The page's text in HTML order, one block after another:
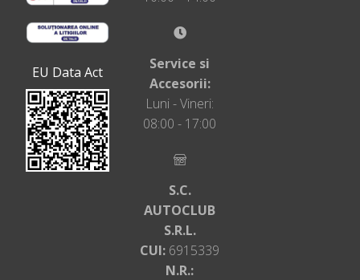
EU Data Act
Service si
Accesorii:
Luni - Vineri:
08:00 - 17:00
S.C.
AUTOCLUB
S.R.L.
CUI: 6915339
N.R.: